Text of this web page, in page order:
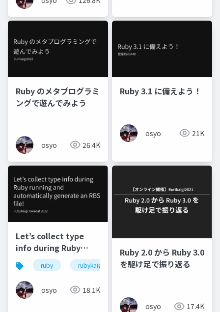
Ruby のメタプログラミ
ングで遊んでみよう
osyo 26.4K
Ruby 3.1 に備えよう！
osyo 21K
Let’s collect type
info during Ruby
running and
automatically
generate an RBS file!
(ja)
ruby rubykaigi rubykaigi2022
osyo 18.1K
Ruby 2.0 から Ruby 3.0
を駆け足で振り返る
osyo 17.4K